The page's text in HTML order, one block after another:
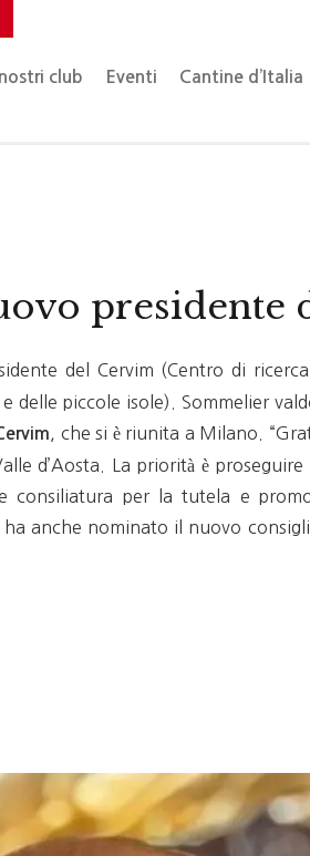
nostri club Eventi Cantine d’Italia
presidente
del Cervim (Centro di
piccole isole). Sommelier
, che si è riunita a Milano.
d’Aosta. La priorità è
consiliatura per la tutela e
ha anche nominato il nuovo